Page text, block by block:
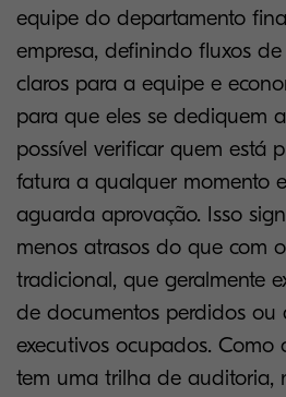
equipe do departamento
empresa, definindo fluxos
claros para a equipe e
para que eles se dediquem
possível verificar quem está
fatura a qualquer momento
aguarda aprovação. Isso
menos atrasos do que com
tradicional, que geralmente
de documentos perdidos ou
executivos ocupados. Como
tem uma trilha de auditoria,